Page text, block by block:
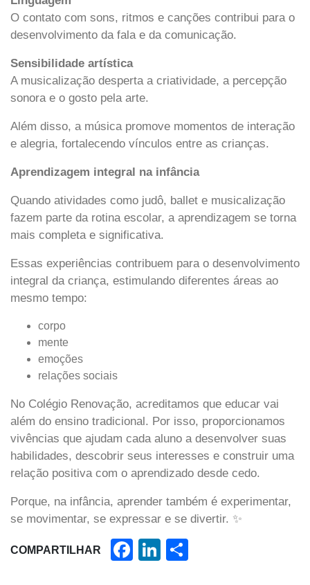
O contato com sons, ritmos e canções contribui para o
desenvolvimento da fala e da comunicação.
Sensibilidade artística
A musicalização desperta a criatividade, a percepção
sonora e o gosto pela arte.
Além disso, a música promove momentos de interação
e alegria, fortalecendo vínculos entre as crianças.
Aprendizagem integral na infância
Quando atividades como judô, ballet e musicalização
fazem parte da rotina escolar, a aprendizagem se torna
mais completa e significativa.
Essas experiências contribuem para o desenvolvimento
integral da criança, estimulando diferentes áreas ao
mesmo tempo:
corpo
mente
emoções
relações sociais
No Colégio Renovação, acreditamos que educar vai
além do ensino tradicional. Por isso, proporcionamos
vivências que ajudam cada aluno a desenvolver suas
habilidades, descobrir seus interesses e construir uma
relação positiva com o aprendizado desde cedo.
Porque, na infância, aprender também é experimentar,
se movimentar, se expressar e se divertir. ✨
COMPARTILHAR Facebook
LinkedIn